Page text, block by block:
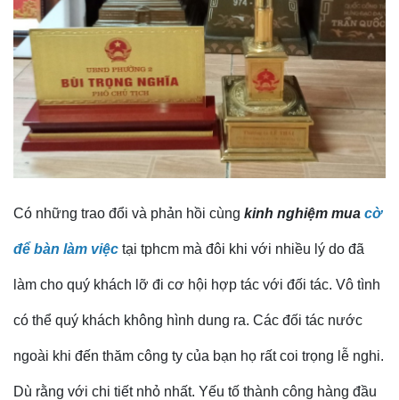
Có những trao đổi và phản hồi cùng kinh nghiệm mua cờ
để bàn làm việc tại tphcm mà đôi khi với nhiều lý do đã
làm cho quý khách lỡ đi cơ hội hợp tác với đối tác. Vô tình
có thể quý khách không hình dung ra. Các đối tác nước
ngoài khi đến thăm công ty của bạn họ rất coi trọng lễ nghi.
Dù rằng với chi tiết nhỏ nhất. Yếu tố thành công hàng đầu